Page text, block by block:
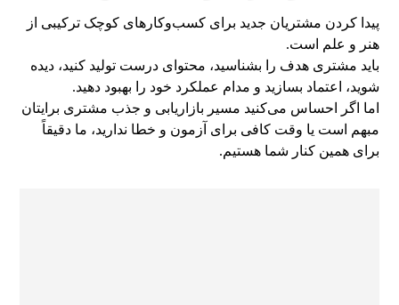
پیدا کردن مشتریان جدید برای کسب‌وکارهای کوچک ترکیبی از
هنر و علم است.
باید مشتری هدف را بشناسید، محتوای درست تولید کنید، دیده
شوید، اعتماد بسازید و مدام عملکرد خود را بهبود دهید.
اما اگر احساس می‌کنید مسیر بازاریابی و جذب مشتری برایتان
مبهم است یا وقت کافی برای آزمون و خطا ندارید، ما دقیقاً
برای همین کنار شما هستیم.